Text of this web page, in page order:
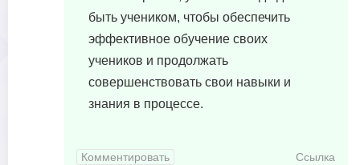
быть учеником, чтобы обеспечить
эффективное обучение своих
учеников и продолжать
совершенствовать свои навыки и
знания в процессе.
Комментировать Ссылка